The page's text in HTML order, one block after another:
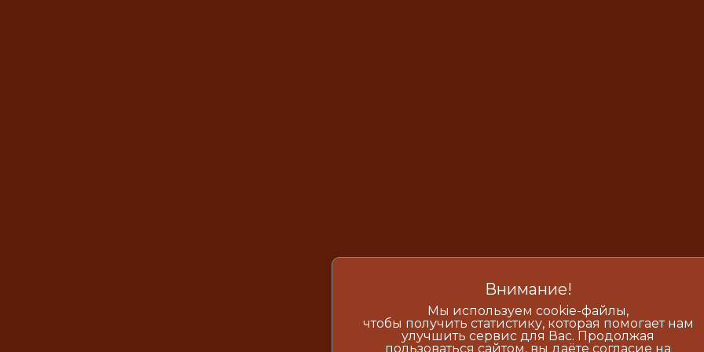
Внимание!
Мы используем cookie-файлы,
чтобы получить статистику, которая помогает нам
улучшить сервис для Вас. Продолжая
пользоваться сайтом, вы даёте согласие на